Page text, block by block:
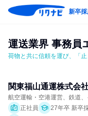
新卒採
運送業界 事務員
荷物と共に信頼を運び、「
関東福山通運株式会
航空運輸・空港運営、鉄道
正社員
27年卒 新卒